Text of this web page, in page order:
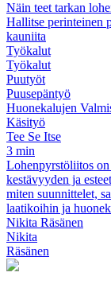
Näin teet tarkan
Hallitse perinteinen
kauniita
Työkalut
Työkalut
Puutyöt
Puusepäntyö
Huonekalujen
Käsityö
Tee Se Itse
3 min
Lohenpyrstöliitos on
kestävyyden ja
miten suunnittelet,
laatikoihin ja
Nikita Räsänen
Nikita
Räsänen